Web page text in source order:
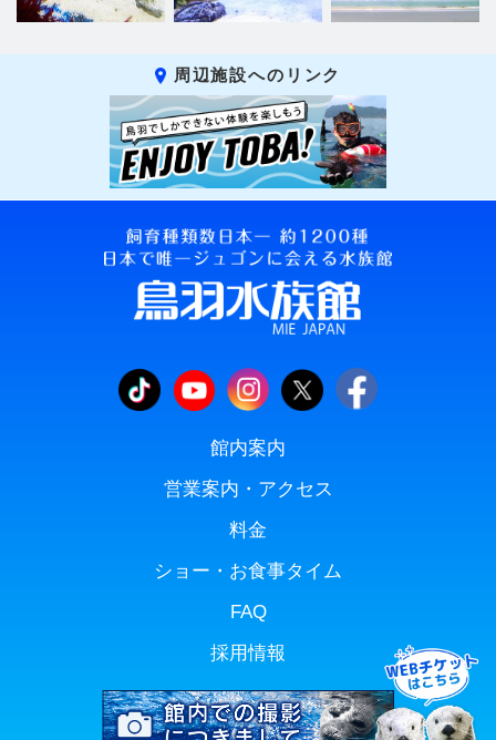
周辺施設へのリンク
館内案内
営業案内・アクセス
料金
ショー・お食事タイム
FAQ
採用情報